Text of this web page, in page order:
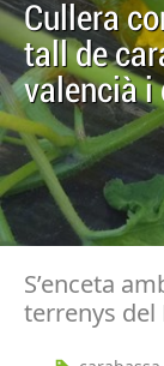
Cullera
tall de
valencià i
S’enceta
terrenys del